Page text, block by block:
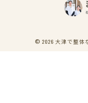
© 2026 大津で整体な